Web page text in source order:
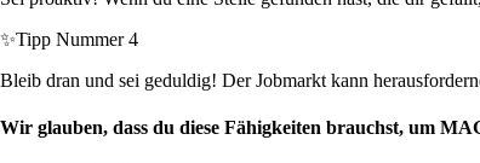
✨Tipp Nummer 4
Bleib dran und sei geduldig! Der Jobmarkt kann
Wir glauben, dass du diese Fähigkeiten brauchst, um